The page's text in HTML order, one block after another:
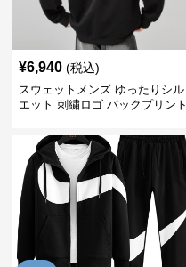
¥6,940 (税込)
スウェットメンズ ゆったりシル
エット 刺繍ロゴ バックプリント